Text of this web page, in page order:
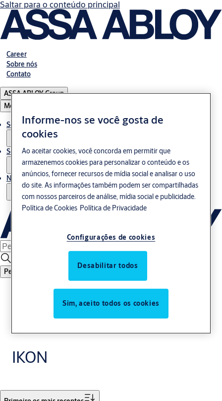
Saltar para o conteúdo principal
Career
Sobre nós
Contato
ASSA ABLOY Group
Menu
Solução
Serviços
Notícias
Pesquisar
IKON
Informe-nos se você gosta de
cookies
Ao aceitar cookies, você concorda em permitir que
armazenemos cookies para personalizar o conteúdo e os
anúncios, fornecer recursos de mídia social e analisar o uso
do site. As informações também podem ser compartilhadas
com nossos parceiros de análise, mídia social e publicidade.
Política de Cookies Política de Privacidade
Configurações de cookies
Desabilitar todos
Sim, aceito todos os cookies